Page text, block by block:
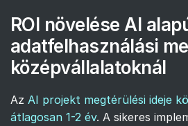
ROI növelése AI
adatfelhasználási
középvállalatoknál
Az AI projekt megtérülési ideje
átlagosan 1-2 év. A sikeres